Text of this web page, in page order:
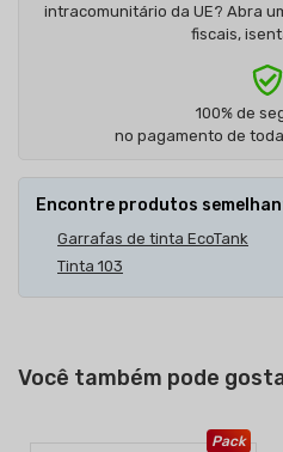
intracomunitário da UE? Abra
fiscais,
100% de
no pagamento de
Encontre produtos
Garrafas de tinta EcoTank
Tinta 103
Você também pode
Pack